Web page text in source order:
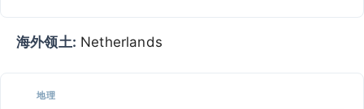
海外领土: Netherlands
地理